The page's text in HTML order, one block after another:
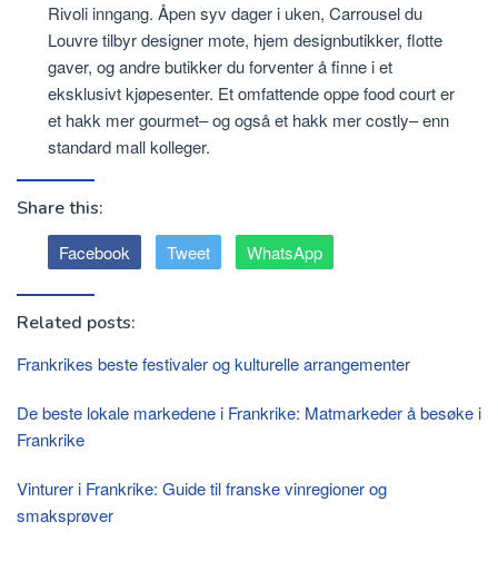
Rivoli inngang. Åpen syv dager i uken, Carrousel du
Louvre tilbyr designer mote, hjem designbutikker, flotte
gaver, og andre butikker du forventer å finne i et
eksklusivt kjøpesenter. Et omfattende oppe food court er
et hakk mer gourmet– og også et hakk mer costly– enn
standard mall kolleger.
Share this:
Facebook Tweet WhatsApp
Related posts:
Frankrikes beste festivaler og kulturelle arrangementer
De beste lokale markedene i Frankrike: Matmarkeder å besøke i
Frankrike
Vinturer i Frankrike: Guide til franske vinregioner og
smaksprøver